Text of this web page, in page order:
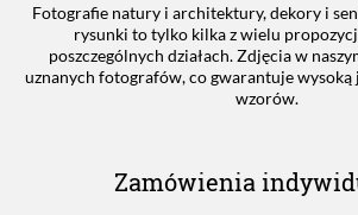
Fotografie natury i architektury, dekory i
rysunki to tylko kilka z wielu
poszczególnych działach. Zdjęcia w
uznanych fotografów, co gwarantuje wysoką
wzorów.
Zamówienia